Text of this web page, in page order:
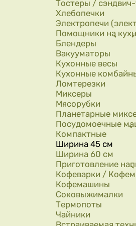
Тостеры /
Хлебопечки
Электропечи
Помощники на
Блендеры
Вакууматоры
Кухонные весы
Кухонные
Ломтерезки
Миксеры
Мясорубки
Планетарные
Посудомоечные
Компактные
Ширина 45 см
Ширина 60 см
Приготовление
Кофеварки /
Кофемашины
Соковыжималки
Термопоты
Чайники